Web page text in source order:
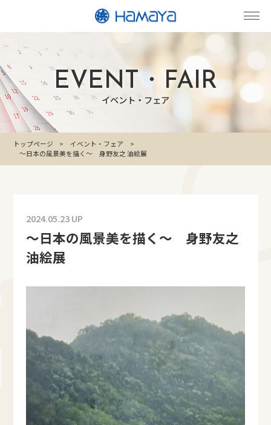
EVENT・FAIR
イベント・フェア
トップページ
イベント・フェア
～日本の風景美を描く～ 身野友之 油絵展
2024.05.23 UP
～日本の風景美を描く～ 身野友之
油絵展